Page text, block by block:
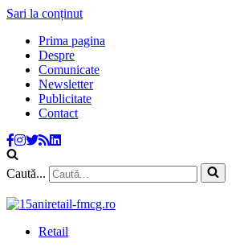
Sari la conținut
Prima pagina
Despre
Comunicate
Newsletter
Publicitate
Contact
Caută...
Retail